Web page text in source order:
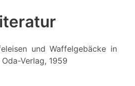
und Waffelgebäcke in
Verlag, 1959